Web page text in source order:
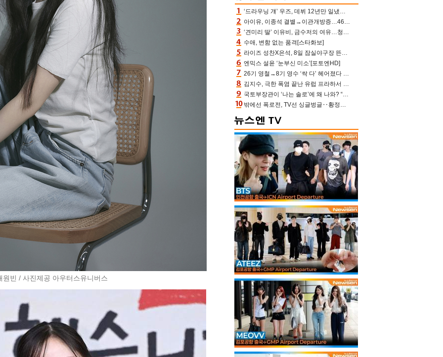
빈 / 사진제공 아우터스유니버스
‘드라우닝 걔’ 우즈, 데뷔 12년만 일냈다…체조경기장 입성 확정
아이유, 이종석 결별→이관개방증…46장 꽉 채운 유애나 ♥ “열심히 사는 중”
‘견미리 딸’ 이유비, 금수저의 여유…청순 미모에 반전 슬림 라인
수애, 변함 없는 품격[스타화보]
라이즈 성찬X은석, 8일 잠실야구장 뜬다…시구 시타+특별공연까지
엔믹스 설윤 ‘눈부신 미소’[포토엔HD]
26기 영철→8기 영수 ‘싹 다’ 헤어졌다 ‘나솔사계’ 충격의 현커 0쌍 (촌장TV)
김지수, 극한 폭염 끝난 유럽 프라하서 쾌적한 여름나기 “선풍기만으로 지내”
국토부장관이 ‘나는 솔로’에 왜 나와? “모솔탈출 파이팅” 데프콘 깜짝 [결정적장면]
밖에선 폭로전, TV선 싱글벙글‥황정민 ‘틈만 나면’ 출연, 피로감은 시청자 몫